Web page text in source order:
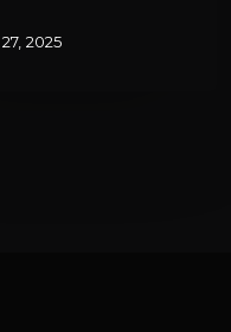
2025